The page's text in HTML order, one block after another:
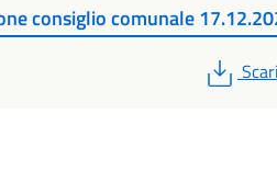
consiglio comunale
PDF